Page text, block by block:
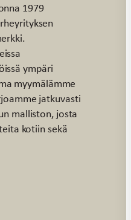
1979
ympäri
myymälämme
jatkuvasti
malliston, josta
kotiin sekä